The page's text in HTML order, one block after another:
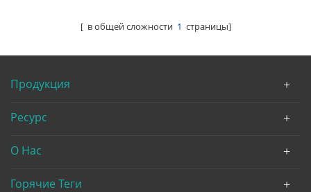
[ в общей сложности 1 страницы]
Продукция
Ресурс
О Нас
Горячие Теги